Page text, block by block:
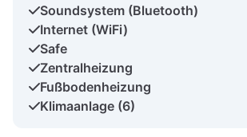
Soundsystem (Bluetooth)
Internet (WiFi)
Safe
Zentralheizung
Fußbodenheizung
Klimaanlage (6)